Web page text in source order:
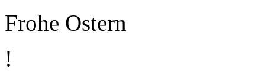
Frohe Ostern
!